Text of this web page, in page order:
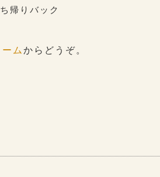
帰りバック
ム からどうぞ。